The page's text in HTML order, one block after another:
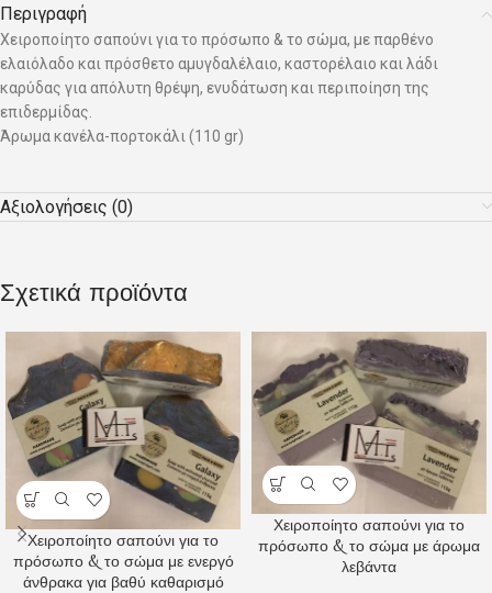
Περιγραφή
Χειροποίητο σαπούνι για το πρόσωπο & το σώμα, με παρθένο
ελαιόλαδο και πρόσθετο αμυγδαλέλαιο, καστορέλαιο και λάδι
καρύδας για απόλυτη θρέψη, ενυδάτωση και περιποίηση της
επιδερμίδας.
Άρωμα κανέλα-πορτοκάλι (110 gr)
Αξιολογήσεις (0)
Σχετικά προϊόντα
Χειροποίητο σαπούνι για το
πρόσωπο & το σώμα με ενεργό
άνθρακα για βαθύ καθαρισμό
Χειροποίητο σαπούνι για το
πρόσωπο & το σώμα με άρωμα
λεβάντα